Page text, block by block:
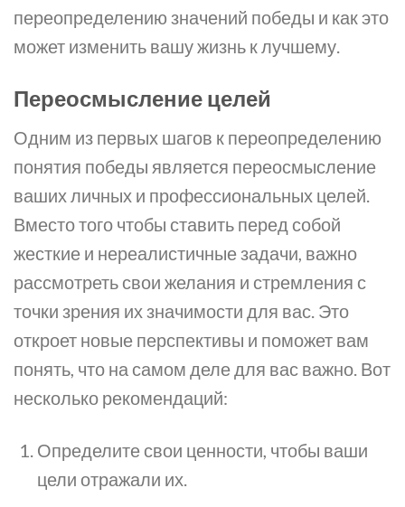
переопределению значений победы и как это
может изменить вашу жизнь к лучшему.
Переосмысление целей
Одним из первых шагов к переопределению
понятия победы является переосмысление
ваших личных и профессиональных целей.
Вместо того чтобы ставить перед собой
жесткие и нереалистичные задачи, важно
рассмотреть свои желания и стремления с
точки зрения их значимости для вас. Это
откроет новые перспективы и поможет вам
понять, что на самом деле для вас важно. Вот
несколько рекомендаций:
Определите свои ценности, чтобы ваши
цели отражали их.